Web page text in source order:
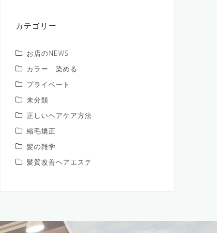
ブ
カテゴリー
お店のNEWS
カラー 染める
プライベート
未分類
正しいヘアケア方法
縮毛矯正
髪の雑学
髪質改善ヘアエステ